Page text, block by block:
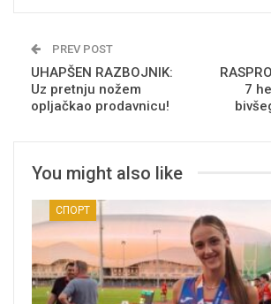
PREV POST
UHAPŠEN RAZBOJNIK:
Uz pretnju nožem
opljačkao prodavnicu!
7
You might also like
СПОРТ